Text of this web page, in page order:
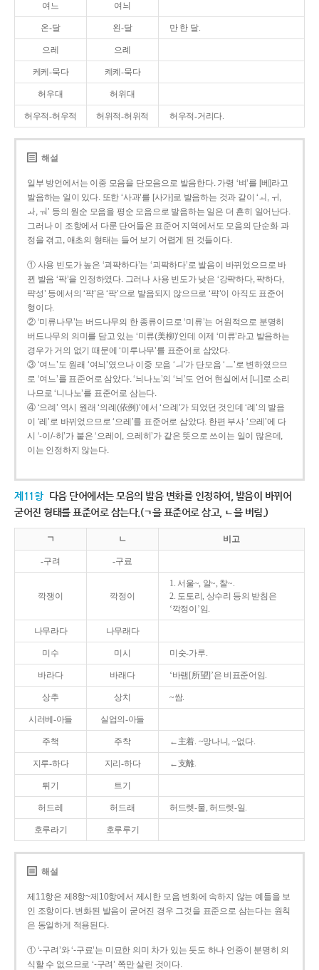
여느 여늬
온-달 왼-달 만 한 달.
으레 으례
케케-묵다 켸켸-묵다
허우대 허위대
허우적-허우적 허위적-허위적 허우적-거리다.
해설
일부 방언에서는 이중 모음을 단모음으로 발음한다. 가령 ‘벼’를 [베]라고
발음하는 일이 있다. 또한 ‘사과’를 [사가]로 발음하는 것과 같이 ‘ㅚ, ㅟ,
ㅘ, ㅝ’ 등의 원순 모음을 평순 모음으로 발음하는 일은 더 흔히 일어난다.
그러나 이 조항에서 다룬 단어들은 표준어 지역에서도 모음의 단순화 과
정을 겪고, 애초의 형태는 들어 보기 어렵게 된 것들이다.
① 사용 빈도가 높은 ‘괴퍅하다’는 ‘괴팍하다’로 발음이 바뀌었으므로 바
뀐 발음 ‘팍’을 인정하였다. 그러나 사용 빈도가 낮은 ‘강퍅하다, 퍅하다,
퍅성’ 등에서의 ‘퍅’은 ‘팍’으로 발음되지 않으므로 ‘퍅’이 아직도 표준어
형이다.
② ‘미류나무’는 버드나무의 한 종류이므로 ‘미류’는 어원적으로 분명히
버드나무의 의미를 담고 있는 ‘미류(美柳)’인데 이제 ‘미류’라고 발음하는
경우가 거의 없기 때문에 ‘미루나무’를 표준어로 삼았다.
③ ‘여느’도 원래 ‘여늬’였으나 이중 모음 ‘ㅢ’가 단모음 ‘ㅡ’로 변하였으므
로 ‘여느’를 표준어로 삼았다. ‘늬나노’의 ‘늬’도 언어 현실에서 [니]로 소리
나므로 ‘니나노’를 표준어로 삼는다.
④ ‘으례’ 역시 원래 ‘의례(依例)’에서 ‘으례’가 되었던 것인데 ‘례’의 발음
이 ‘레’로 바뀌었으므로 ‘으레’를 표준어로 삼았다. 한편 부사 ‘으레’에 다
시 ‘-이/-히’가 붙은 ‘으레이, 으레히’가 같은 뜻으로 쓰이는 일이 많은데,
이는 인정하지 않는다.
제11항 다음 단어에서는 모음의 발음 변화를 인정하여, 발음이 바뀌어
굳어진 형태를 표준어로 삼는다.(ㄱ을 표준어로 삼고, ㄴ을 버림.)
ㄱ ㄴ 비고
-구려 -구료
깍쟁이 깍정이
1. 서울~, 알~, 찰~.
2. 도토리, 상수리 등의 받침은
‘깍정이’임.
나무라다 나무래다
미수 미시 미숫-가루.
바라다 바래다 ‘바램[所望]’은 비표준어임.
상추 상치 ~쌈.
시러베-아들 실업의-아들
주책 주착 ←主着. ~망나니, ~없다.
지루-하다 지리-하다 ←支離.
튀기 트기
허드레 허드래 허드렛-물, 허드렛-일.
호루라기 호루루기
해설
제11항은 제8항~제10항에서 제시한 모음 변화에 속하지 않는 예들을 보
인 조항이다. 변화된 발음이 굳어진 경우 그것을 표준으로 삼는다는 원칙
은 동일하게 적용된다.
① ‘-구려’와 ‘-구료’는 미묘한 의미 차가 있는 듯도 하나 언중이 분명히 의
식할 수 없으므로 ‘-구려’ 쪽만 살린 것이다.